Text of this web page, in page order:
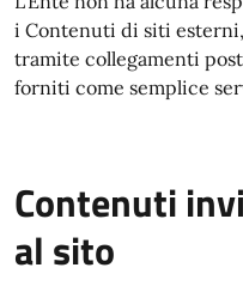
i Contenuti di siti
tramite collegamenti
forniti come semplice
Contenuti
al sito